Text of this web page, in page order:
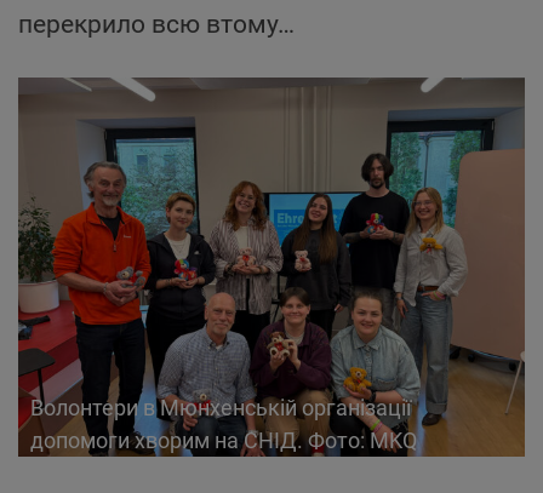
перекрило всю втому…
Волонтери в Мюнхенській організації
допомоги хворим на СНІД. Фото: MKQ